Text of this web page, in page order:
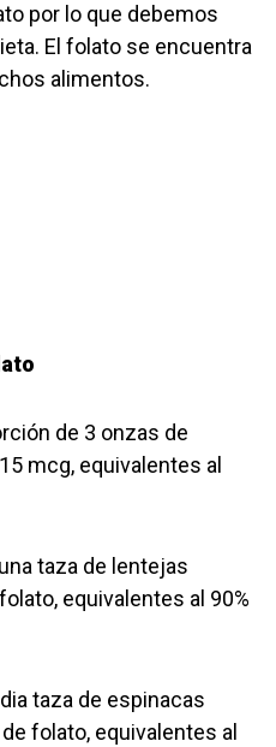
por lo que debemos
El folato se encuentra
alimentos.
de 3 onzas de
mcg, equivalentes al
taza de lentejas
equivalentes al 90%
taza de espinacas
folato, equivalentes al